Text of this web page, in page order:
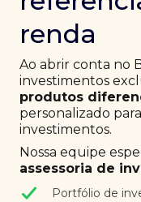
renda
Ao abrir conta no
investimentos
produtos
personalizado
investimentos.
Nossa equipe
assessoria de
Portfólio de